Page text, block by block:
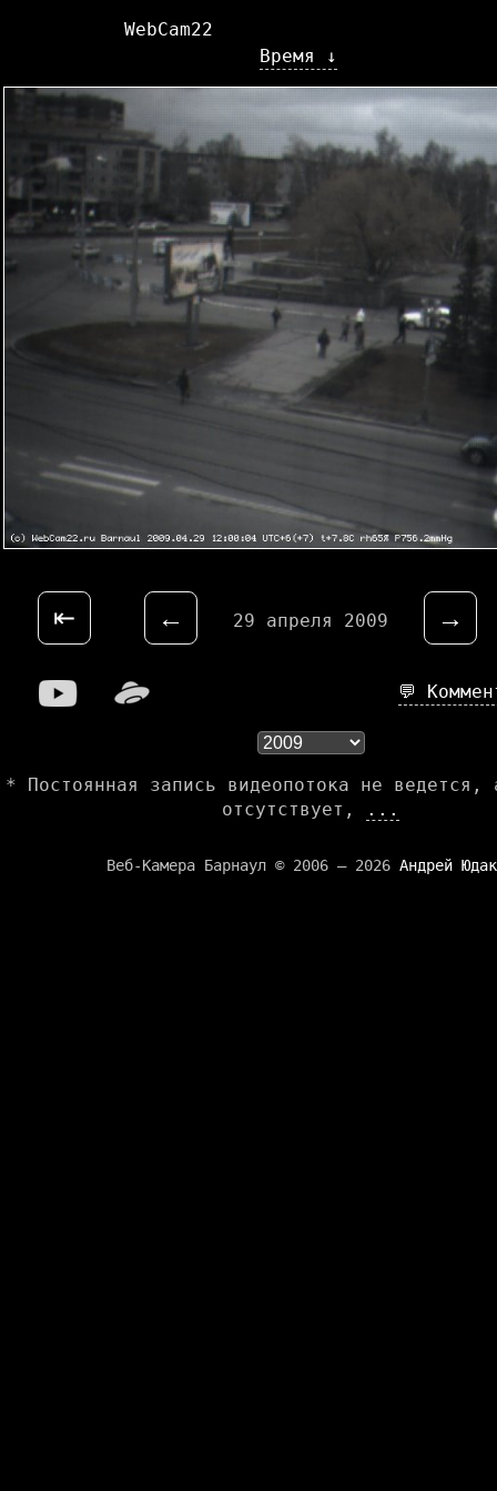
Время ↓
WebCam22
⇤ ← 29 апреля 2009 →
💬
* Постоянная запись видеопотока не ведется,
отсутствует,
...
Веб-Камера Барнаул © 2006 — 2026 Андрей